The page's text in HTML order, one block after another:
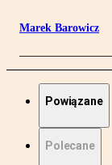
Marek Barowicz
Powiązane
Polecane